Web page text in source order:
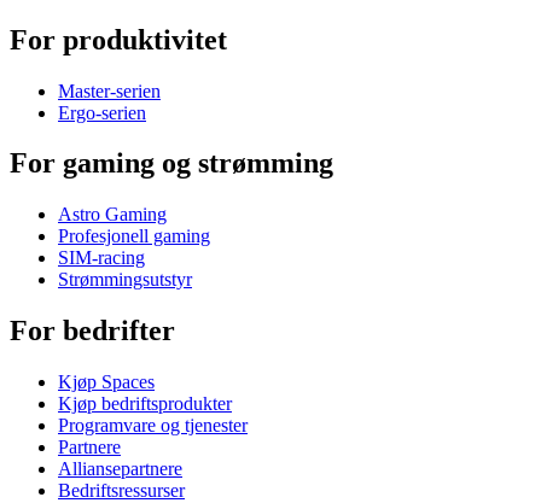
For produktivitet
Master-serien
Ergo-serien
For gaming og strømming
Astro Gaming
Profesjonell gaming
SIM-racing
Strømmingsutstyr
For bedrifter
Kjøp Spaces
Kjøp bedriftsprodukter
Programvare og tjenester
Partnere
Alliansepartnere
Bedriftsressurser